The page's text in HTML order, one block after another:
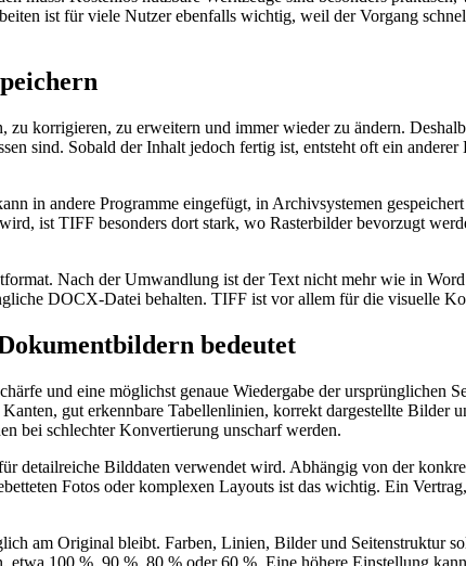
ist für viele Nutzer ebenfalls wichtig, weil der Vorgang
korrigieren, zu erweitern und immer wieder zu ändern.
sind. Sobald der Inhalt jedoch fertig ist, entsteht oft ein
in andere Programme eingefügt, in Archivsystemen
ist TIFF besonders dort stark, wo Rasterbilder bevorzugt
Nach der Umwandlung ist der Text nicht mehr wie in
DOCX-Datei behalten. TIFF ist vor allem für die visuelle
bedeutet
und eine möglichst genaue Wiedergabe der ursprünglichen
gut erkennbare Tabellenlinien, korrekt dargestellte Bilder
bei schlechter Konvertierung unscharf werden.
detailreiche Bilddaten verwendet wird. Abhängig von der
Fotos oder komplexen Layouts ist das wichtig. Ein
am Original bleibt. Farben, Linien, Bilder und Seitenstruktur
100 %, 90 %, 80 % oder 60 %. Eine höhere Einstellung